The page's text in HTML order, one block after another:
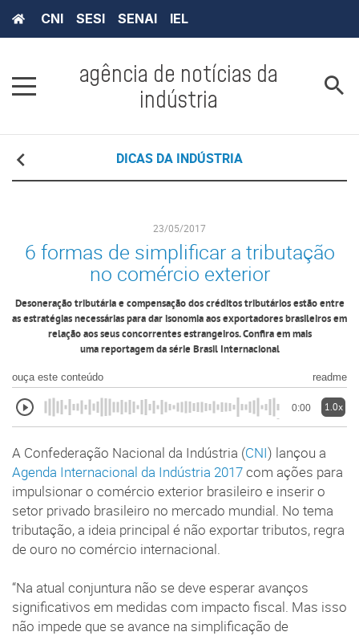
CNI SESI SENAI IEL
agência de notícias da
indústria
DICAS DA INDÚSTRIA
23/05/2017
6 formas de simplificar a tributação
no comércio exterior
Desoneração tributária e compensação dos créditos tributários estão entre
as estratégias necessárias para dar isonomia aos exportadores brasileiros em
relação aos seus concorrentes estrangeiros. Confira em mais
uma reportagem da série Brasil Internacional
ouça este conteúdo readme
0:00 1.0x
A Confederação Nacional da Indústria (CNI) lançou a
Agenda Internacional da Indústria 2017com ações para
impulsionar o comércio exterior brasileiro e inserir o
setor privado brasileiro no mercado mundial. No tema
tributação, a ideia principal é não exportar tributos, regra
de ouro no comércio internacional.
“Na atual conjuntura não se deve esperar avanços
significativos em medidas com impacto fiscal. Mas isso
não impede que se avance na simplificação de